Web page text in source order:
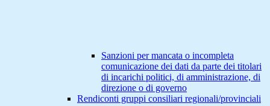
Sanzioni per mancata o incompleta
comunicazione dei dati da parte dei titolari
di incarichi politici, di amministrazione, di
direzione o di governo
Rendiconti gruppi consiliari regionali/provinciali